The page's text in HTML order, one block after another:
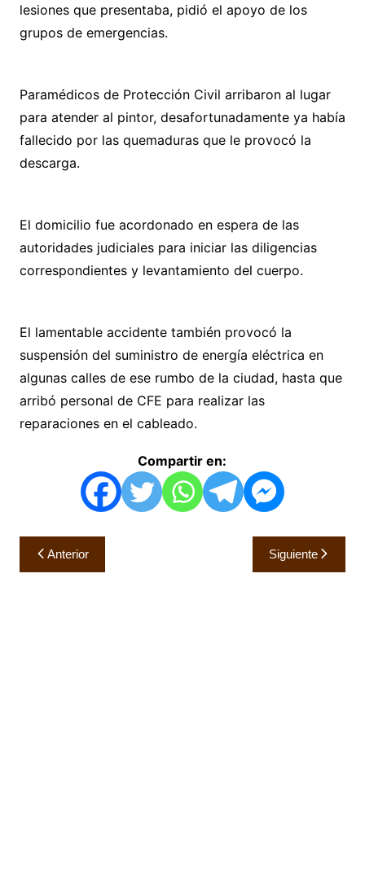
lesiones que presentaba, pidió el apoyo de los
grupos de emergencias.
Paramédicos de Protección Civil arribaron al lugar
para atender al pintor, desafortunadamente ya había
fallecido por las quemaduras que le provocó la
descarga.
El domicilio fue acordonado en espera de las
autoridades judiciales para iniciar las diligencias
correspondientes y levantamiento del cuerpo.
El lamentable accidente también provocó la
suspensión del suministro de energía eléctrica en
algunas calles de ese rumbo de la ciudad, hasta que
arribó personal de CFE para realizar las
reparaciones en el cableado.
Compartir en:
Navegación
de
Anterior Siguiente